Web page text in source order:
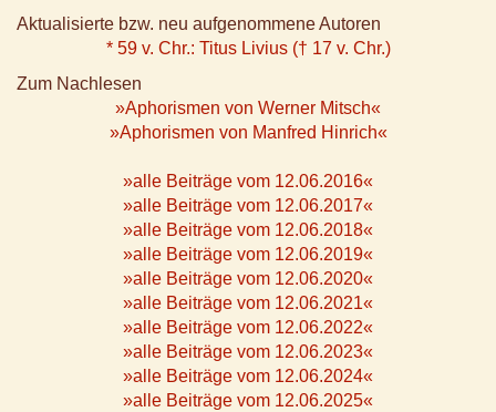
Aktualisierte bzw. neu aufgenommene Autoren
* 59 v. Chr.: Titus Livius († 17 v. Chr.)
Zum Nachlesen
»Aphorismen von Werner Mitsch«
»Aphorismen von Manfred Hinrich«
»alle Beiträge vom 12.06.2016«
»alle Beiträge vom 12.06.2017«
»alle Beiträge vom 12.06.2018«
»alle Beiträge vom 12.06.2019«
»alle Beiträge vom 12.06.2020«
»alle Beiträge vom 12.06.2021«
»alle Beiträge vom 12.06.2022«
»alle Beiträge vom 12.06.2023«
»alle Beiträge vom 12.06.2024«
»alle Beiträge vom 12.06.2025«